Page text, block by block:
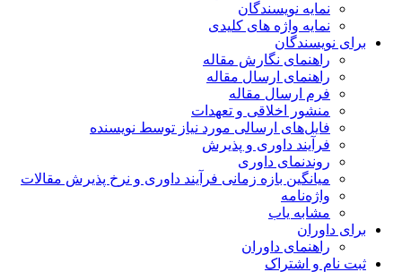
نمایه نویسندگان
نمایه واژه های کلیدی
برای نویسندگان
راهنمای نگارش مقاله
راهنمای ارسال مقاله
فرم ارسال مقاله
منشور اخلاقی و تعهدات
فایل‌های ارسالی مورد نیاز توسط نویسنده
فرآیند داوری و پذیرش
روندنمای داوری
میانگین بازه زمانی فرآیند داوری و نرخ پذیرش مقالات
واژه‌نامه
مشابه یاب
برای داوران
راهنمای داوران
ثبت نام و اشتراک